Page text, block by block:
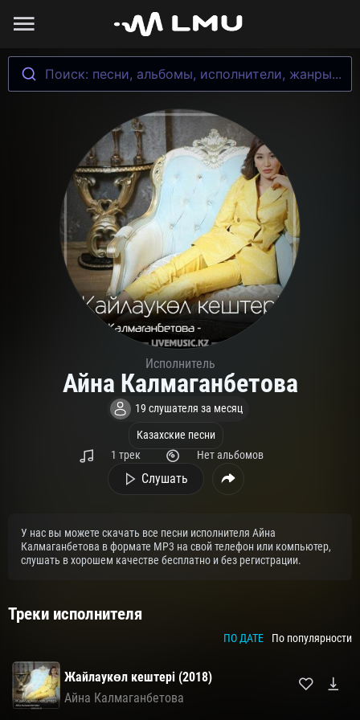
Поиск: песни, альбомы, исполнители, жанры...
Исполнитель
Айна Калмаганбетова
19 слушателя за месяц
Казахские песни
1 трек
Нет альбомов
Слушать
У нас вы можете скачать все песни исполнителя Айна
Калмаганбетова в формате MP3 на свой телефон или компьютер,
слушать в хорошем качестве бесплатно и без регистрации.
Треки исполнителя
ПО ДАТЕ По популярности
Жайлаукөл кештері (2018)
Айна Калмаганбетова